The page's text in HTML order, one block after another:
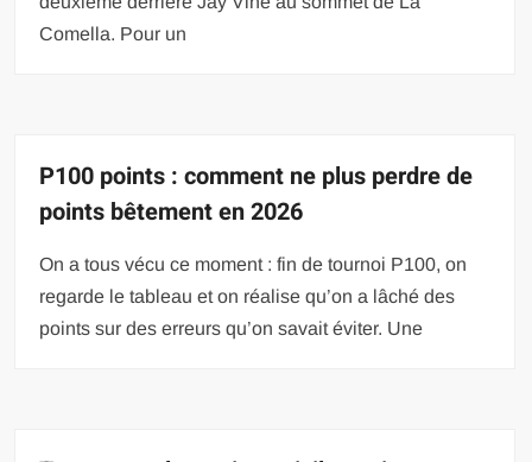
Comella. Pour un
P100 points : comment ne plus perdre de
points bêtement en 2026
On a tous vécu ce moment : fin de tournoi P100, on
regarde le tableau et on réalise qu’on a lâché des
points sur des erreurs qu’on savait éviter. Une